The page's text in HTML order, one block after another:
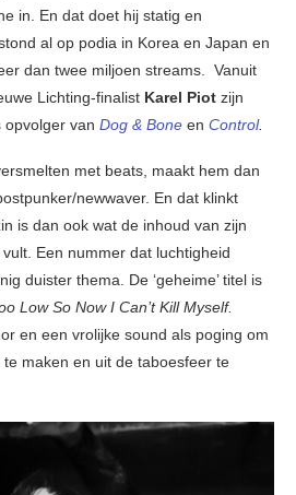
in. En dat doet hij statig en
al op podia in Korea en Japan en
dan twee miljoen streams. Vanuit
Lichting-finalist Karel Piot zijn
opvolger van Dog & Bone en Control.
met beats, maakt hem dan
newwaver. En dat klinkt
is dan ook wat de inhoud van zijn
vult. Een nummer dat luchtigheid
duister thema. De ‘geheime’ titel is
Low So Now I Can’t Kill Myself.
en een vrolijke sound als poging om
maken en uit de taboesfeer te